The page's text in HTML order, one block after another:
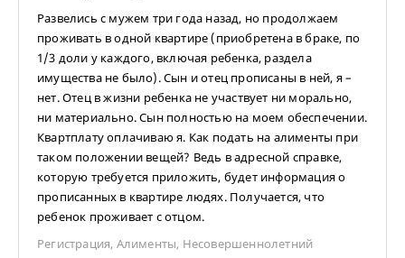
Развелись с мужем три года назад, но продолжаем
проживать в одной квартире (приобретена в браке, по
1/3 доли у каждого, включая ребенка, раздела
имущества не было). Сын и отец прописаны в ней, я –
нет. Отец в жизни ребенка не участвует ни морально,
ни материально. Сын полностью на моем обеспечении.
Квартплату оплачиваю я. Как подать на алименты при
таком положении вещей? Ведь в адресной справке,
которую требуется приложить, будет информация о
прописанных в квартире людях. Получается, что
ребенок проживает с отцом.
Регистрация, Алименты, Несовершеннолетний